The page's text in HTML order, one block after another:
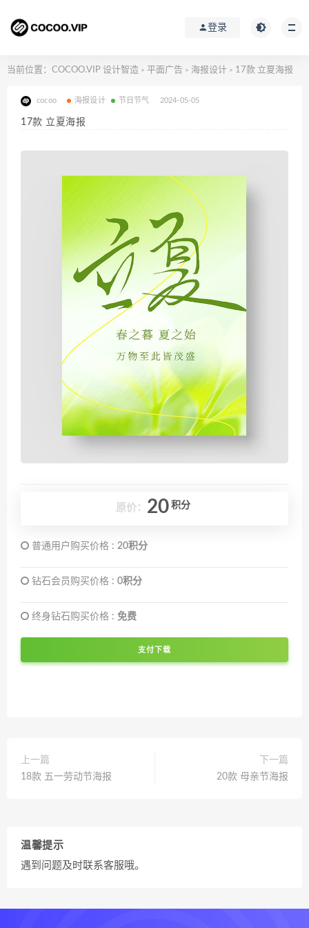
登录
当前位置： COCOO.VIP 设计智造 > 平面广告 > 海报设计 > 17款 立夏海报
cocoo 海报设计 节日节气 2024-05-05
17款 立夏海报
原价： 20 积分
普通用户购买价格 : 20积分
钻石会员购买价格 : 0积分
终身钻石购买价格 : 免费
支付下载
上一篇
18款 五一劳动节海报
下一篇
20款 母亲节海报
温馨提示
遇到问题及时联系客服哦。